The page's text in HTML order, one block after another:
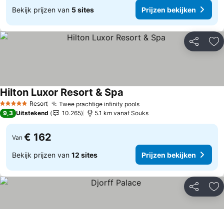
Bekijk prijzen van 5 sites Prijzen bekijken
Delen
5 Sterren Resort Twee prachtige infinity poolsPrijzen bekijken
Hilton Luxor Resort & Spa
9,3 Uitstekend 10.265 5.1 km vanaf Souks
Van € 162
Bekijk prijzen van 12 sites Prijzen bekijken
Delen